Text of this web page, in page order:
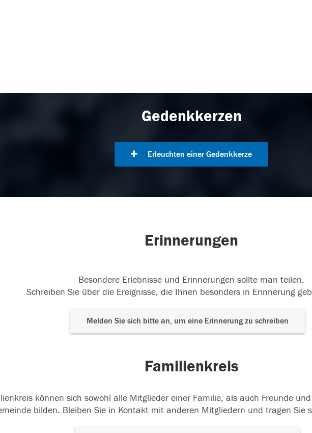
Gedenkkerzen
Erleuchten einer Gedenkkerze
Erinnerungen
Besondere Erlebnisse und Erinnerungen sollte man teilen.
Schreiben Sie über die Ereignisse, die Ihnen besonders in Erinnerung
Melden Sie sich bitte an, um eine Erinnerung zu schreiben
Familienkreis
können sich sowohl alle Mitglieder einer Familie, als auch Freunde
bilden. Bleiben Sie in Kontakt mit anderen Mitgliedern und tragen Sie